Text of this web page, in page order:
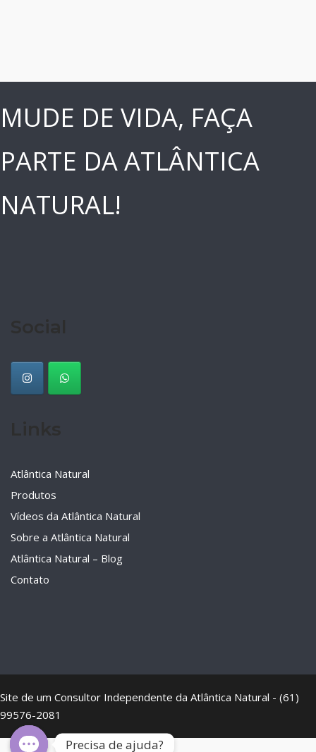
MUDE DE VIDA, FAÇA
PARTE DA ATLÂNTICA
NATURAL!
Atlântica Natural
Produtos
Vídeos da Atlântica Natural
Sobre a Atlântica Natural
Atlântica Natural – Blog
Contato
Site de um Consultor Independente da Atlântica Natural - (61)
99576-2081
Precisa de ajuda?